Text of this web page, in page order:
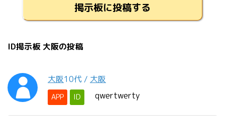
掲示板に投稿する
ID掲示板 大阪の投稿
大阪10代 / 大阪
APP ID qwertwerty